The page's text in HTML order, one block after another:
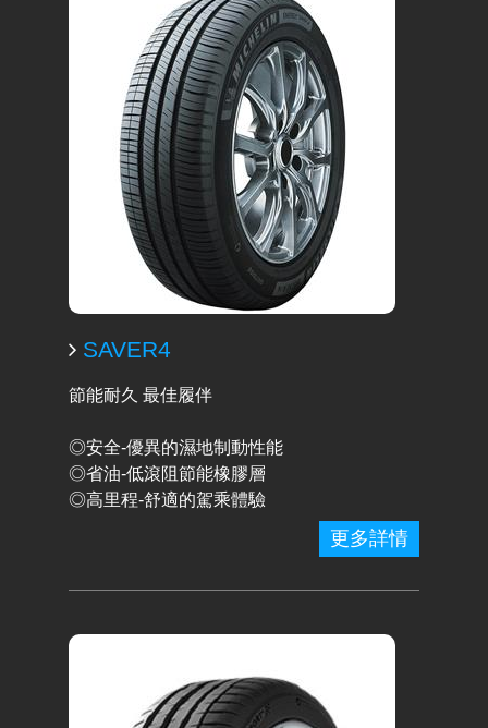
SAVER4
節能耐久 最佳履伴
◎安全-優異的濕地制動性能
◎省油-低滾阻節能橡膠層
◎高里程-舒適的駕乘體驗
更多詳情